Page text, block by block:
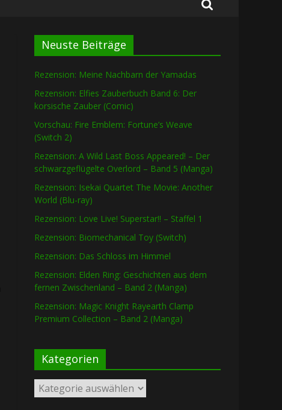
Neuste Beiträge
Rezension: Meine Nachbarn der Yamadas
Rezension: Elfies Zauberbuch Band 6: Der
korsische Zauber (Comic)
Vorschau: Fire Emblem: Fortune’s Weave
(Switch 2)
Rezension: A Wild Last Boss Appeared! – Der
schwarzgeflügelte Overlord – Band 5 (Manga)
Rezension: Isekai Quartet The Movie: Another
World (Blu-ray)
Rezension: Love Live! Superstar!! – Staffel 1
Rezension: Biomechanical Toy (Switch)
Rezension: Das Schloss im Himmel
Rezension: Elden Ring: Geschichten aus dem
fernen Zwischenland – Band 2 (Manga)
Rezension: Magic Knight Rayearth Clamp
Premium Collection – Band 2 (Manga)
Kategorien
Kategorien